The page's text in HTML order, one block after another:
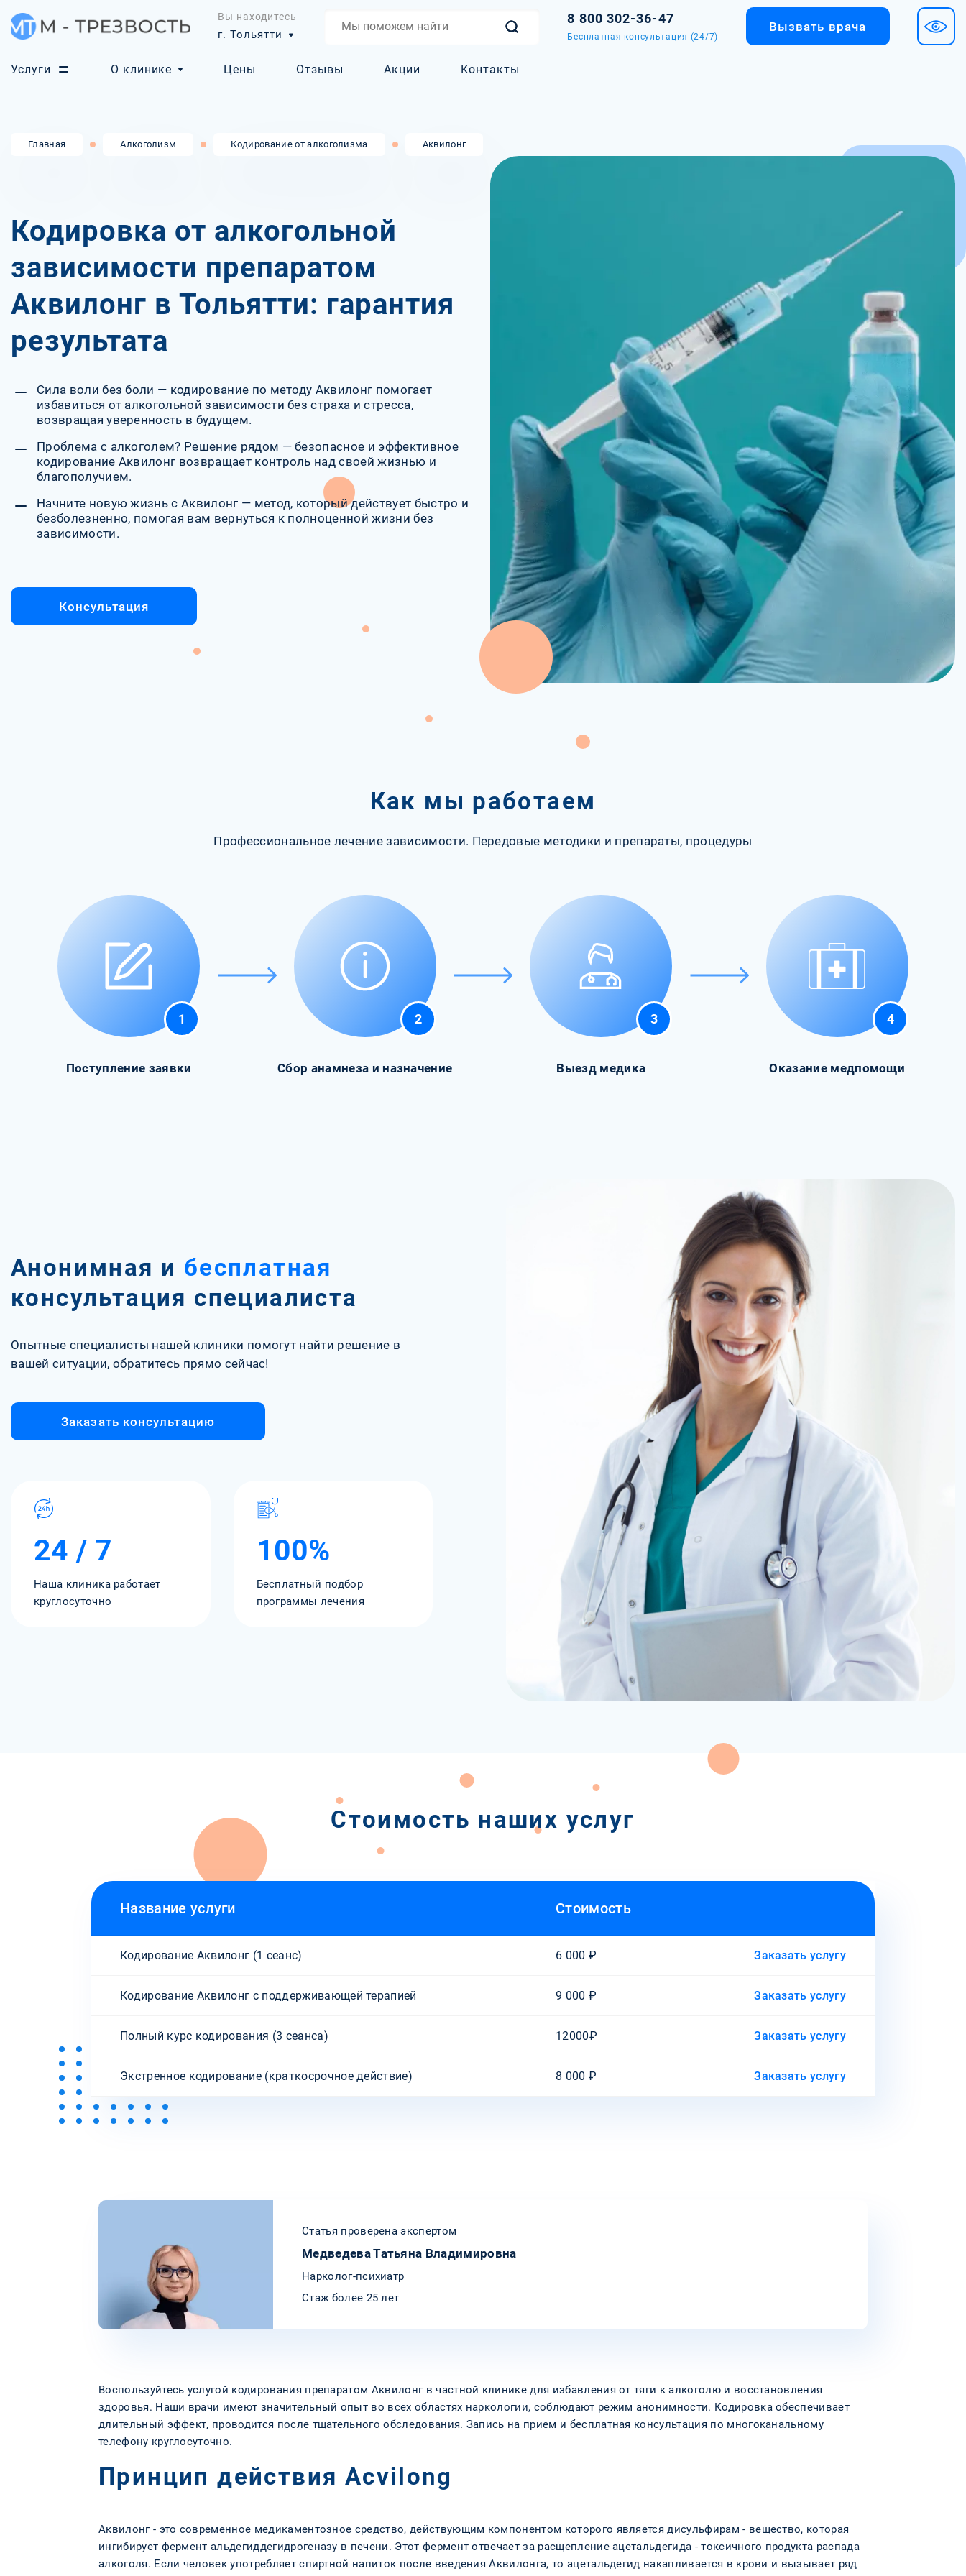
Вы находитесь
г. Тольятти
8 800 302-36-47
Бесплатная консультация (24/7)
Вызвать врача
Услуги О клинике Цены Отзывы Акции Контакты
Главная Алкоголизм Кодирование от алкоголизма Аквилонг
Кодировка от алкогольной
зависимости препаратом
Аквилонг в Тольятти: гарантия
результата
Сила воли без боли — кодирование по методу Аквилонг помогает
избавиться от алкогольной зависимости без страха и стресса,
возвращая уверенность в будущем.
Проблема с алкоголем? Решение рядом — безопасное и эффективное
кодирование Аквилонг возвращает контроль над своей жизнью и
благополучием.
Начните новую жизнь с Аквилонг — метод, который действует быстро и
безболезненно, помогая вам вернуться к полноценной жизни без
зависимости.
Консультация
Как мы работаем
Профессиональное лечение зависимости. Передовые методики и препараты, процедуры
1
Поступление заявки
2
Сбор анамнеза и назначение
3
Выезд медика
4
Оказание медпомощи
Анонимная и бесплатная
консультация специалиста
Опытные специалисты нашей клиники помогут найти решение в
вашей ситуации, обратитесь прямо сейчас!
Заказать консультацию
24 / 7
Наша клиника работает
круглосуточно
100%
Бесплатный подбор
программы лечения
Стоимость наших услуг
Название услуги Стоимость
Кодирование Аквилонг (1 сеанс) 6 000 ₽ Заказать услугу
Кодирование Аквилонг с поддерживающей терапией 9 000 ₽ Заказать услугу
Полный курс кодирования (3 сеанса) 12000₽ Заказать услугу
Экстренное кодирование (краткосрочное действие) 8 000 ₽ Заказать услугу
Статья проверена экспертом
Медведева Татьяна Владимировна
Нарколог-психиатр
Стаж более 25 лет
Воспользуйтесь услугой кодирования препаратом Аквилонг в частной клинике для избавления от тяги к алкоголю и восстановления
здоровья. Наши врачи имеют значительный опыт во всех областях наркологии, соблюдают режим анонимности. Кодировка обеспечивает
длительный эффект, проводится после тщательного обследования. Запись на прием и бесплатная консультация по многоканальному
телефону круглосуточно.
Принцип действия Acvilong
Аквилонг - это современное медикаментозное средство, действующим компонентом которого является дисульфирам - вещество, которая
ингибирует фермент альдегиддегидрогеназу в печени. Этот фермент отвечает за расщепление ацетальдегида - токсичного продукта распада
алкоголя. Если человек употребляет спиртной напиток после введения Аквилонга, то ацетальдегид накапливается в крови и вызывает ряд